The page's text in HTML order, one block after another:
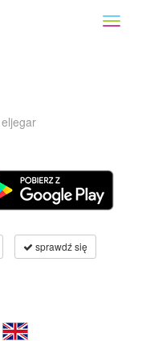
eljegar
sprawdź się